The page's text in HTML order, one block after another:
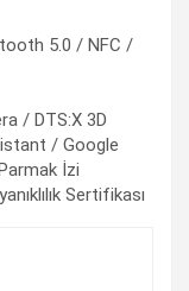
5.0 / NFC /
/ DTS:X 3D
/ Google
İzi
Sertifikası